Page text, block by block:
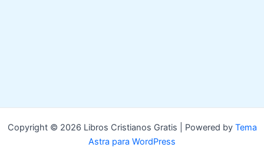
Copyright © 2026 Libros Cristianos Gratis | Powered by Tema
Astra para WordPress